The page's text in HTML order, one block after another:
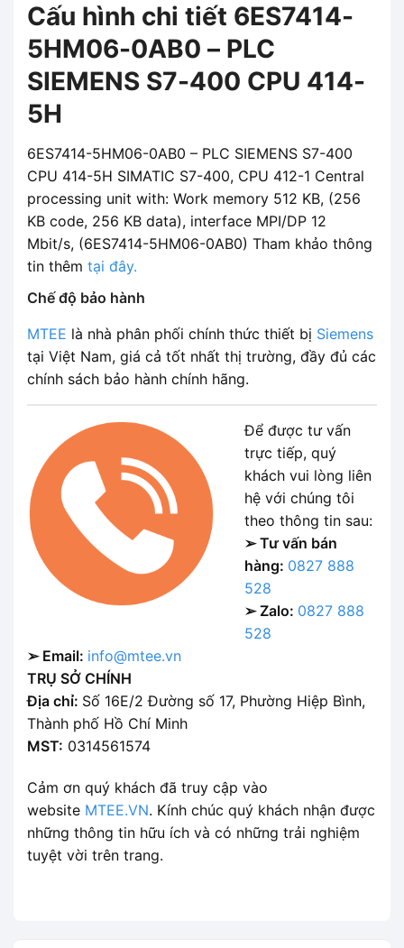
Cấu hình chi tiết 6ES7414-
5HM06-0AB0 – PLC
SIEMENS S7-400 CPU 414-
5H
6ES7414-5HM06-0AB0 – PLC SIEMENS S7-400
CPU 414-5H SIMATIC S7-400, CPU 412-1 Central
processing unit with: Work memory 512 KB, (256
KB code, 256 KB data), interface MPI/DP 12
Mbit/s, (6ES7414-5HM06-0AB0) Tham khảo thông
tin thêm tại đây.
Chế độ bảo hành
MTEE là nhà phân phối chính thức thiết bị Siemens
tại Việt Nam, giá cả tốt nhất thị trường, đầy đủ các
chính sách bảo hành chính hãng.
Để được tư vấn
trực tiếp, quý
khách vui lòng liên
hệ với chúng tôi
theo thông tin sau:
➢ Tư vấn bán
hàng: 0827 888
528
➢ Zalo: 0827 888
528
➢ Email: info@mtee.vn
TRỤ SỞ CHÍNH
Địa chỉ: Số 16E/2 Đường số 17, Phường Hiệp Bình,
Thành phố Hồ Chí Minh
MST: 0314561574
Cảm ơn quý khách đã truy cập vào
website MTEE.VN. Kính chúc quý khách nhận được
những thông tin hữu ích và có những trải nghiệm
tuyệt vời trên trang.